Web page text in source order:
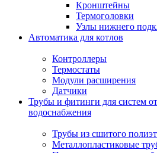
Кронштейны
Термоголовки
Узлы нижнего
Автоматика для котлов
Контроллеры
Термостаты
Модули расширения
Датчики
Трубы и фитинги для систем
водоснабжения
Трубы из сшитого
Металлопластиковые